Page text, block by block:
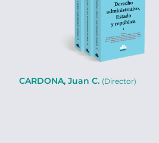
CARDONA, Juan C. (Director)